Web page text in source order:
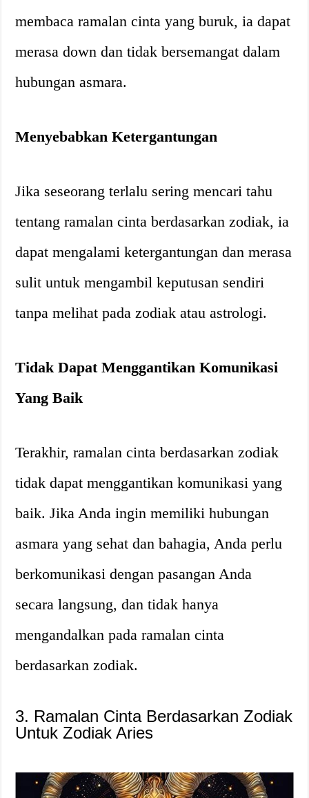
membaca ramalan cinta yang buruk, ia dapat
merasa down dan tidak bersemangat dalam
hubungan asmara.
Menyebabkan Ketergantungan
Jika seseorang terlalu sering mencari tahu
tentang ramalan cinta berdasarkan zodiak, ia
dapat mengalami ketergantungan dan merasa
sulit untuk mengambil keputusan sendiri
tanpa melihat pada zodiak atau astrologi.
Tidak Dapat Menggantikan Komunikasi
Yang Baik
Terakhir, ramalan cinta berdasarkan zodiak
tidak dapat menggantikan komunikasi yang
baik. Jika Anda ingin memiliki hubungan
asmara yang sehat dan bahagia, Anda perlu
berkomunikasi dengan pasangan Anda
secara langsung, dan tidak hanya
mengandalkan pada ramalan cinta
berdasarkan zodiak.
3. Ramalan Cinta Berdasarkan Zodiak
Untuk Zodiak Aries